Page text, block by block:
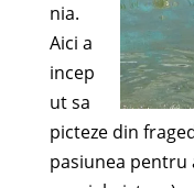
nia.
Aici a
incep
ut sa
picteze din
pasiunea pentru